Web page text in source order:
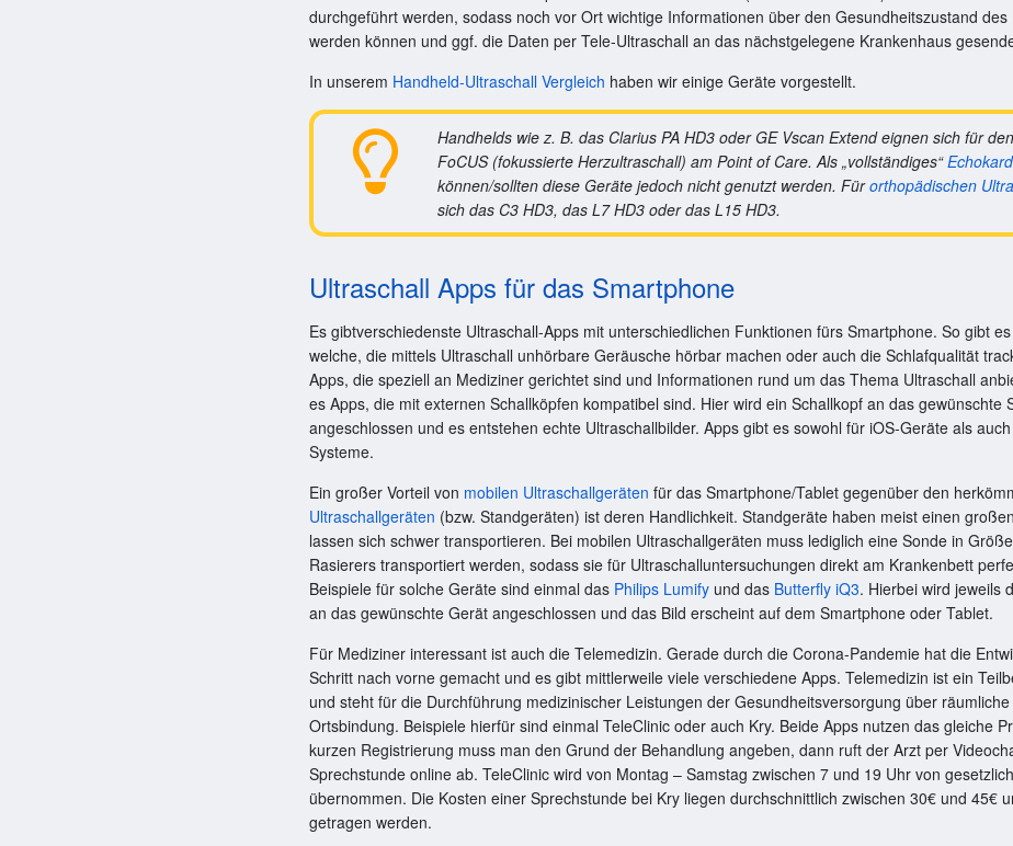
durchgeführt werden, sodass noch vor Ort wichtige Informationen über den Gesundheitszustand
werden können und ggf. die Daten per Tele-Ultraschall an das nächstgelegene Krankenhaus
In unserem Handheld-Ultraschall Vergleich haben wir einige Geräte vorgestellt.
Handhelds wie z. B. das Clarius PA HD3 oder GE Vscan Extend eignen sich für
FoCUS (fokussierte Herzultraschall) am Point of Care. Als „vollständiges“
können/sollten diese Geräte jedoch nicht genutzt werden. Fürorthopädischen
sich das C3 HD3, das L7 HD3 oder das L15 HD3.
Ultraschall Apps für das Smartphone
Es gibtverschiedenste Ultraschall-Apps mit unterschiedlichen Funktionen fürs Smartphone. So gibt
welche, die mittels Ultraschall unhörbare Geräusche hörbar machen oder auch die Schlafqualität
Apps, die speziell an Mediziner gerichtet sind und Informationen rund um das Thema Ultraschall
es Apps, die mit externen Schallköpfen kompatibel sind. Hier wird ein Schallkopf an das gewünschte
angeschlossen und es entstehen echte Ultraschallbilder. Apps gibt es sowohl für iOS-Geräte als
Systeme.
Ein großer Vorteil von mobilen Ultraschallgeräten für das Smartphone/Tablet gegenüber den
Ultraschallgeräten (bzw. Standgeräten) ist deren Handlichkeit. Standgeräte haben meist einen
lassen sich schwer transportieren. Bei mobilen Ultraschallgeräten muss lediglich eine Sonde in
Rasierers transportiert werden, sodass sie für Ultraschalluntersuchungen direkt am Krankenbett
Beispiele für solche Geräte sind einmal das Philips Lumify und das Butterfly iQ3. Hierbei wird jeweils
an das gewünschte Gerät angeschlossen und das Bild erscheint auf dem Smartphone oder Tablet.
Für Mediziner interessant ist auch die Telemedizin. Gerade durch die Corona-Pandemie hat die
Schritt nach vorne gemacht und es gibt mittlerweile viele verschiedene Apps. Telemedizin ist ein
und steht für die Durchführung medizinischer Leistungen der Gesundheitsversorgung über
Ortsbindung. Beispiele hierfür sind einmal TeleClinic oder auch Kry. Beide Apps nutzen das gleiche
kurzen Registrierung muss man den Grund der Behandlung angeben, dann ruft der Arzt per
Sprechstunde online ab. TeleClinic wird von Montag – Samstag zwischen 7 und 19 Uhr von
übernommen. Die Kosten einer Sprechstunde bei Kry liegen durchschnittlich zwischen 30€ und 45€
getragen werden.